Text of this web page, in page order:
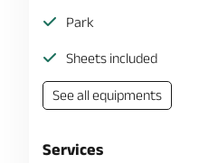
Park
Sheets included
See all equipments
Services